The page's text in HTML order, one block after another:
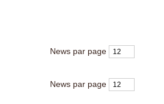
News par page
News par page